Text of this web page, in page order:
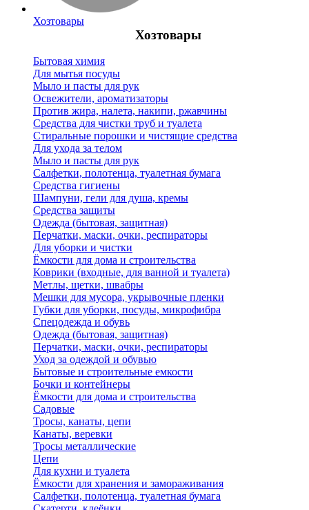
Хозтовары
Хозтовары
Бытовая химия
Для мытья посуды
Мыло и пасты для рук
Освежители, ароматизаторы
Против жира, налета, накипи, ржавчины
Средства для чистки труб и туалета
Стиральные порошки и чистящие средства
Для ухода за телом
Мыло и пасты для рук
Салфетки, полотенца, туалетная бумага
Средства гигиены
Шампуни, гели для душа, кремы
Средства защиты
Одежда (бытовая, защитная)
Перчатки, маски, очки, респираторы
Для уборки и чистки
Ёмкости для дома и строительства
Коврики (входные, для ванной и туалета)
Метлы, щетки, швабры
Мешки для мусора, укрывочные пленки
Губки для уборки, посуды, микрофибра
Спецодежда и обувь
Одежда (бытовая, защитная)
Перчатки, маски, очки, респираторы
Уход за одеждой и обувью
Бытовые и строительные емкости
Бочки и контейнеры
Ёмкости для дома и строительства
Садовые
Тросы, канаты, цепи
Канаты, веревки
Тросы металлические
Цепи
Для кухни и туалета
Ёмкости для хранения и замораживания
Салфетки, полотенца, туалетная бумага